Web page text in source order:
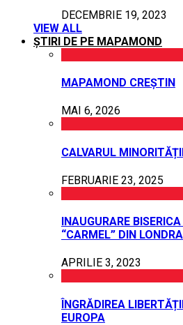
DECEMBRIE 19, 2023
VIEW ALL
ȘTIRI DE PE MAPAMOND
MAPAMOND CREȘTIN
MAI 6, 2026
CALVARUL
FEBRUARIE 23, 2025
INAUGURARE
“CARMEL” DIN LONDRA
APRILIE 3, 2023
ÎNGRĂDIREA
EUROPA